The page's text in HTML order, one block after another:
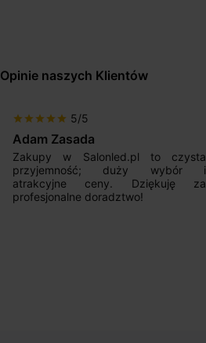
Opinie naszych Klientów
star star star star star 5/5
Adam Zasada
Zakupy w Salonled.pl to czysta
przyjemność; duży wybór i
atrakcyjne ceny. Dziękuję za
profesjonalne doradztwo!